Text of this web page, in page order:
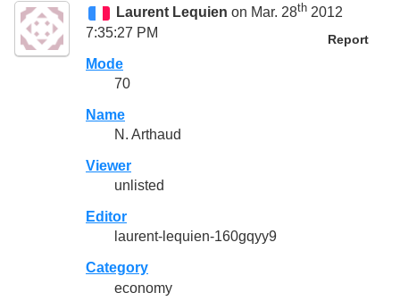
Laurent Lequien on Mar. 28th 2012
7:35:27 PM
Report
Mode
70
Name
N. Arthaud
Viewer
unlisted
Editor
laurent-lequien-160gqyy9
Category
economy